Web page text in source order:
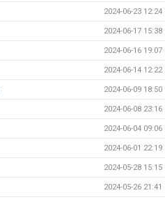
2024-06-23 12:24
2024-06-17 15:38
2024-06-16 19:07
2024-06-14 12:22
2024-06-09 18:50
2024-06-08 23:16
2024-06-04 09:06
2024-06-01 22:19
2024-05-28 15:15
2024-05-26 21:41